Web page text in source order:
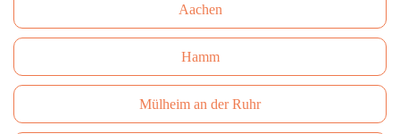
Aachen
Hamm
Mülheim an der Ruhr